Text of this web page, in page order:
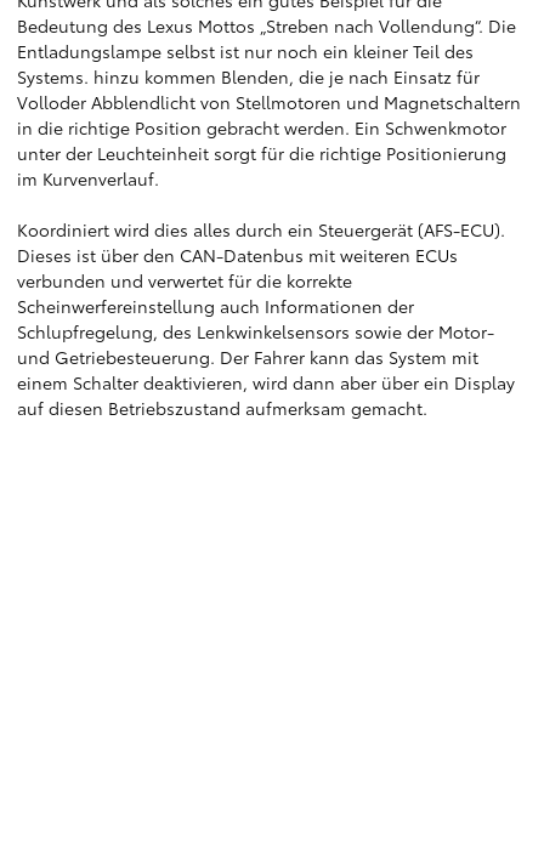
Bedeutung des Lexus Mottos „Streben nach Vollendung“. Die
Entladungslampe selbst ist nur noch ein kleiner Teil des
Systems. hinzu kommen Blenden, die je nach Einsatz für
Volloder Abblendlicht von Stellmotoren und Magnetschaltern
in die richtige Position gebracht werden. Ein Schwenkmotor
unter der Leuchteinheit sorgt für die richtige Positionierung
im Kurvenverlauf.
Koordiniert wird dies alles durch ein Steuergerät (AFS-ECU).
Dieses ist über den CAN-Datenbus mit weiteren ECUs
verbunden und verwertet für die korrekte
Scheinwerfereinstellung auch Informationen der
Schlupfregelung, des Lenkwinkelsensors sowie der Motor-
und Getriebesteuerung. Der Fahrer kann das System mit
einem Schalter deaktivieren, wird dann aber über ein Display
auf diesen Betriebszustand aufmerksam gemacht.